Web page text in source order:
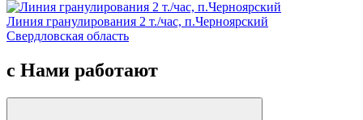
Линия гранулирования 2 т./час, п.Черноярский
Свердловская область
с Нами работают